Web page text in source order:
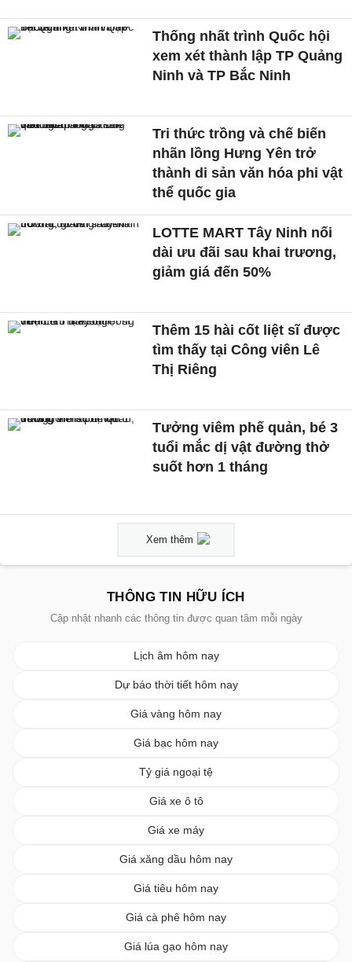
Thống nhất trình Quốc hội
xem xét thành lập TP Quảng
Ninh và TP Bắc Ninh
Tri thức trồng và chế biến
nhãn lồng Hưng Yên trở
thành di sản văn hóa phi vật
thể quốc gia
LOTTE MART Tây Ninh nối
dài ưu đãi sau khai trương,
giảm giá đến 50%
Thêm 15 hài cốt liệt sĩ được
tìm thấy tại Công viên Lê
Thị Riêng
Tưởng viêm phế quản, bé 3
tuổi mắc dị vật đường thở
suốt hơn 1 tháng
Xem thêm
THÔNG TIN HỮU ÍCH
Cập nhật nhanh các thông tin được quan tâm mỗi ngày
Lịch âm hôm nay
Dự báo thời tiết hôm nay
Giá vàng hôm nay
Giá bạc hôm nay
Tỷ giá ngoại tệ
Giá xe ô tô
Giá xe máy
Giá xăng dầu hôm nay
Giá tiêu hôm nay
Giá cà phê hôm nay
Giá lúa gạo hôm nay